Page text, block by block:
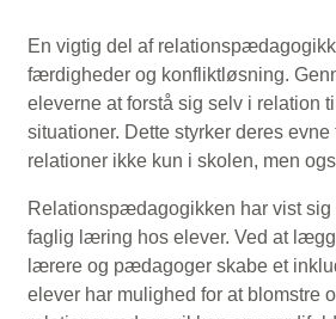
En vigtig del af
færdigheder og konfliktløsning.
eleverne at forstå sig selv i relation
situationer. Dette styrker deres
relationer ikke kun i skolen, men
Relationspædagogikken har vist
faglig læring hos elever. Ved at
lærere og pædagoger skabe et
elever har mulighed for at blomstre